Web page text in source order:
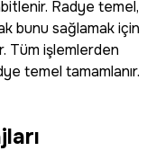
Radye temel,
bunu sağlamak için
Tüm işlemlerden
temel tamamlanır.